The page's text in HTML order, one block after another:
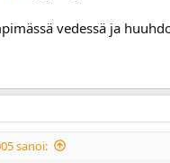
vedessä ja
sanoi: